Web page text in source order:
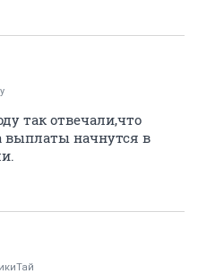
так отвечали,что
выплаты начнутся в